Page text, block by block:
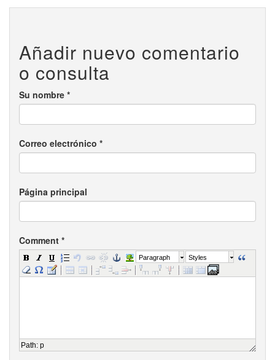
Añadir nuevo comentario
o consulta
Su nombre *
Correo electrónico *
Página principal
Comment *
Paragraph Styles
Path: p